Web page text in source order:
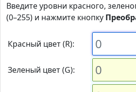
Введите уровни красного,
(0–255) и нажмите кнопку
Красный цвет (R):
Зеленый цвет (G):